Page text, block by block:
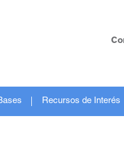
Recursos de Interés